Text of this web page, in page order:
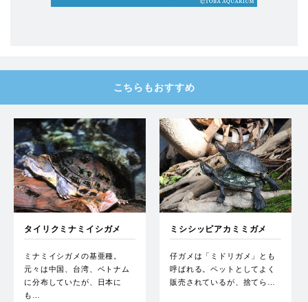
こちらもおすすめ
タイリクミナミイシガメ
ミナミイシガメの基亜種。
元々は中国、台湾、ベトナム
に分布していたが、日本に
も…
ミシシッピアカミミガメ
仔ガメは「ミドリガメ」とも
呼ばれる。ペットとしてよく
販売されているが、捨てら…